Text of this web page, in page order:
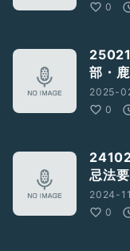
0
部・鹿
2025-
0
忌法
2024-
0